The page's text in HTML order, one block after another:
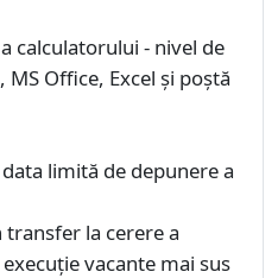
calculatorului - nivel de
Office, Excel și poștă
limită de depunere a
la cerere a
vacante mai sus